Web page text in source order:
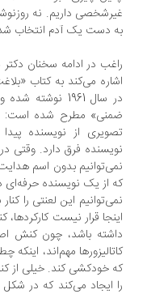
داریم. نه
دست یک آدم انتخاب شده
در ادامه سخنان دکتر
می‌کند به کتاب «بلاغت
در سال 1961 نوشته
مطرح شده است:
از نویسنده پیدا
فرق دارد. وقتی در
بدون اسم هدایت
از یک نویسنده حرفه‌ای داریم
این لعنتی را کنار
قرار نیست کارکردها،
باشد، چون کنش اصلی،
مهم‌اند، اینکه چطور
خودکشی کند. خیلی از
ایجاد می‌کند که در شکل نمایه